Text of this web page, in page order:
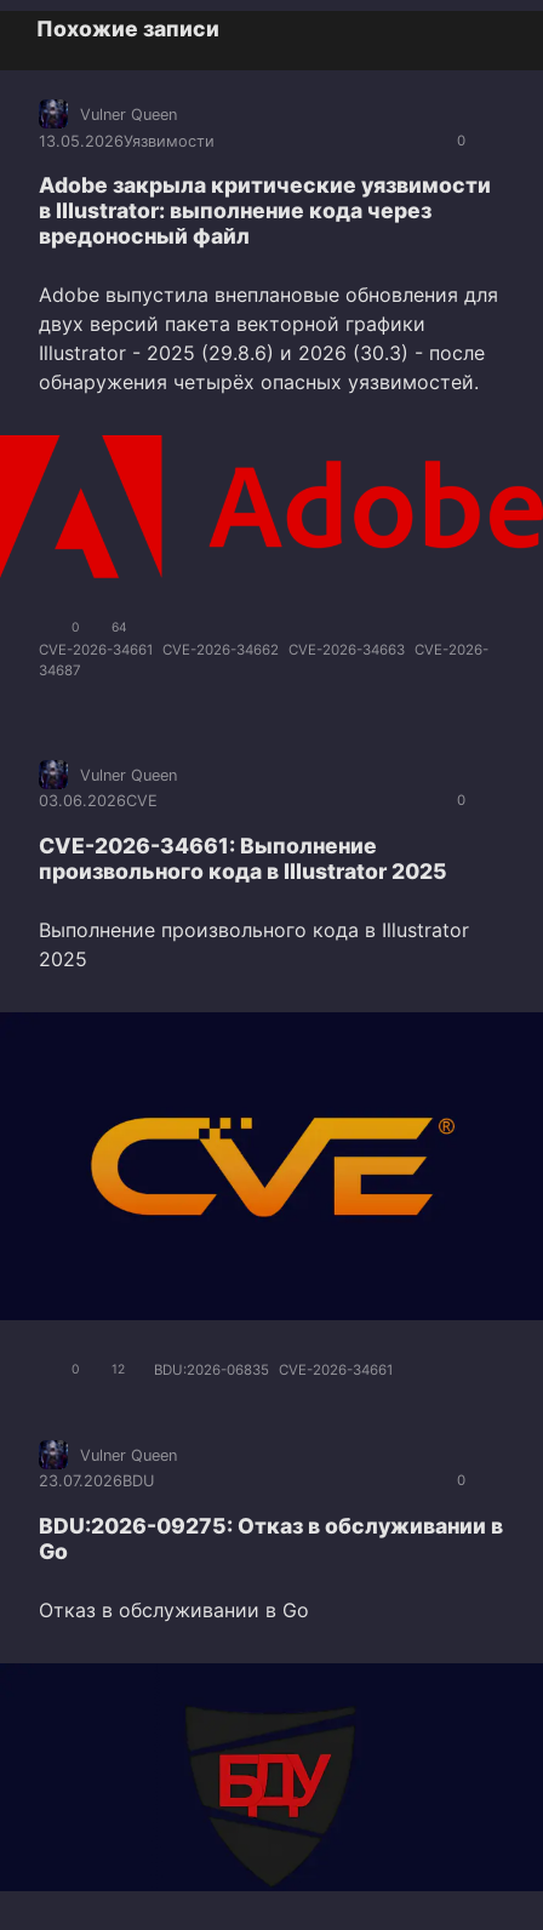
Похожие записи
0
Vulner Queen
13.05.2026Уязвимости
Adobe закрыла критические уязвимости
в Illustrator: выполнение кода через
вредоносный файл
Adobe выпустила внеплановые обновления для
двух версий пакета векторной графики
Illustrator - 2025 (29.8.6) и 2026 (30.3) - после
обнаружения четырёх опасных уязвимостей.
0 64
CVE-2026-34661 CVE-2026-34662 CVE-2026-34663 CVE-2026-
34687
0
Vulner Queen
03.06.2026CVE
CVE-2026-34661: Выполнение
произвольного кода в Illustrator 2025
Выполнение произвольного кода в Illustrator
2025
0 12 BDU:2026-06835 CVE-2026-34661
0
Vulner Queen
23.07.2026BDU
BDU:2026-09275: Отказ в обслуживании в
Go
Отказ в обслуживании в Go